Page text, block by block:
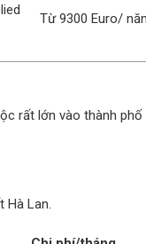
Từ 9300 Euro/
rất lớn vào thành
Hà Lan.